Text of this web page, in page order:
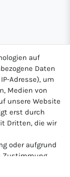
von Zahlung per
auf
Daten
Adresse), um
Medien von
unsere Website
erst durch
Dritten, die wir
oder aufgrund
Zustimmung
das Recht,